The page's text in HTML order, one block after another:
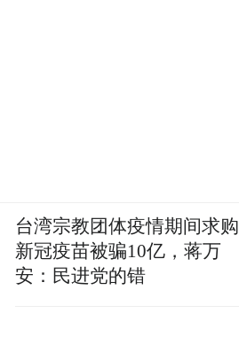
台湾宗教团体疫情期间求购
新冠疫苗被骗10亿，蒋万
安：民进党的错